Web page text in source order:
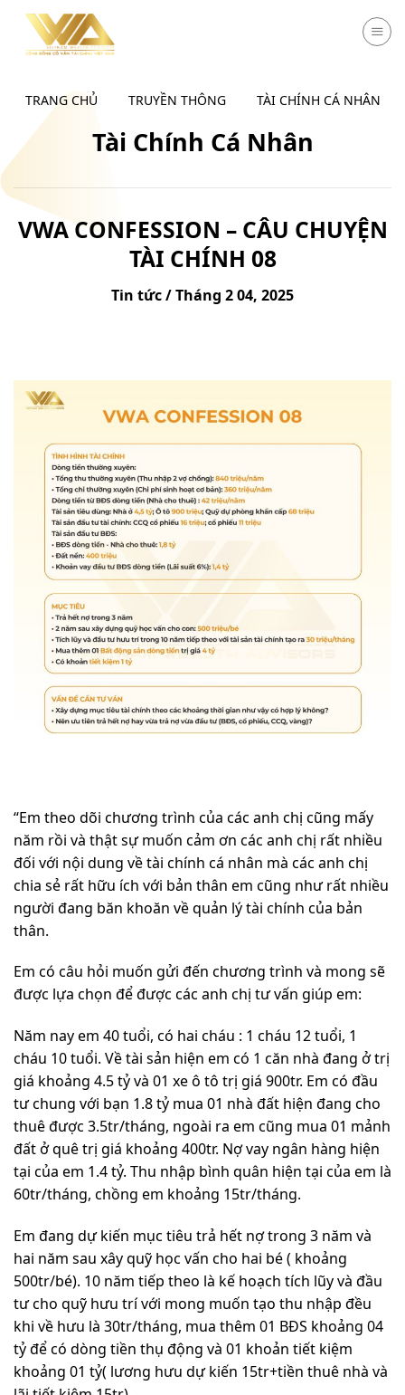
Chuyển
TRANG CHỦ TRUYỀN THÔNG TÀI CHÍNH CÁ NHÂN
Tài Chính Cá Nhân
VWA CONFESSION – CÂU CHUYỆN
TÀI CHÍNH 08
Tin tức / Tháng 2 04, 2025
“Em theo dõi chương trình của các anh chị cũng mấy
năm rồi và thật sự muốn cảm ơn các anh chị rất nhiều
đối với nội dung về tài chính cá nhân mà các anh chị
chia sẻ rất hữu ích với bản thân em cũng như rất nhiều
người đang băn khoăn về quản lý tài chính của bản
thân.
Em có câu hỏi muốn gửi đến chương trình và mong sẽ
được lựa chọn để được các anh chị tư vấn giúp em:
Năm nay em 40 tuổi, có hai cháu : 1 cháu 12 tuổi, 1
cháu 10 tuổi. Về tài sản hiện em có 1 căn nhà đang ở trị
giá khoảng 4.5 tỷ và 01 xe ô tô trị giá 900tr. Em có đầu
tư chung với bạn 1.8 tỷ mua 01 nhà đất hiện đang cho
thuê được 3.5tr/tháng, ngoài ra em cũng mua 01 mảnh
đất ở quê trị giá khoảng 400tr. Nợ vay ngân hàng hiện
tại của em 1.4 tỷ. Thu nhập bình quân hiện tại của em là
60tr/tháng, chồng em khoảng 15tr/tháng.
Em đang dự kiến mục tiêu trả hết nợ trong 3 năm và
hai năm sau xây quỹ học vấn cho hai bé ( khoảng
500tr/bé). 10 năm tiếp theo là kế hoạch tích lũy và đầu
tư cho quỹ hưu trí với mong muốn tạo thu nhập đều
khi về hưu là 30tr/tháng, mua thêm 01 BĐS khoảng 04
tỷ để có dòng tiền thụ động và 01 khoản tiết kiệm
khoảng 01 tỷ( lương hưu dự kiến 15tr+tiền thuê nhà và